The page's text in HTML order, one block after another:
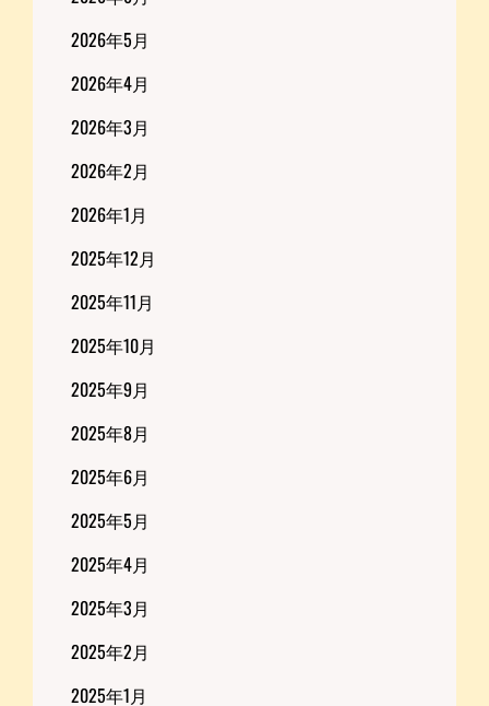
2026年5月
2026年4月
2026年3月
2026年2月
2026年1月
2025年12月
2025年11月
2025年10月
2025年9月
2025年8月
2025年6月
2025年5月
2025年4月
2025年3月
2025年2月
2025年1月